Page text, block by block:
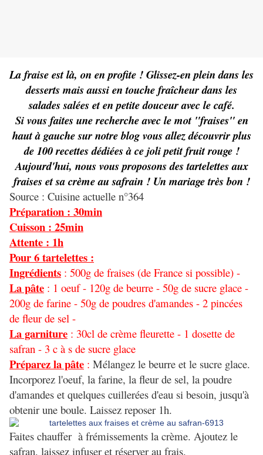
La fraise est là, on en profite ! Glissez-en plein dans les
desserts mais aussi en touche fraîcheur dans les
salades salées et en petite douceur avec le café.
Si vous faites une recherche avec le mot "fraises" en
haut à gauche sur notre blog vous allez découvrir plus
de 100 recettes dédiées à ce joli petit fruit rouge !
Aujourd'hui, nous vous proposons des tartelettes aux
fraises et sa crème au safrain ! Un mariage très bon !
Source : Cuisine actuelle n°364
Préparation : 30min
Cuisson : 25min
Attente : 1h
Pour 6 tartelettes :
Ingrédients : 500g de fraises (de France si possible) -
La pâte : 1 oeuf - 120g de beurre - 50g de sucre glace -
200g de farine - 50g de poudres d'amandes - 2 pincées
de fleur de sel -
La garniture : 30cl de crème fleurette - 1 dosette de
safran - 3 c à s de sucre glace
Préparez la pâte : Mélangez le beurre et le sucre glace.
Incorporez l'oeuf, la farine, la fleur de sel, la poudre
d'amandes et quelques cuillerées d'eau si besoin, jusqu'à
obtenir une boule. Laissez reposer 1h.
Faites chauffer à frémissements la crème. Ajoutez le
safran, laissez infuser et réserver au frais.